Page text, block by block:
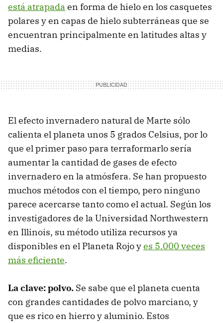
está atrapada en forma de hielo en los casquetes
polares y en capas de hielo subterráneas que se
encuentran principalmente en latitudes altas y
medias.
El efecto invernadero natural de Marte sólo
calienta el planeta unos 5 grados Celsius, por lo
que el primer paso para terraformarlo sería
aumentar la cantidad de gases de efecto
invernadero en la atmósfera. Se han propuesto
muchos métodos con el tiempo, pero ninguno
parece acercarse tanto como el actual. Según los
investigadores de la Universidad Northwestern
en Illinois, su método utiliza recursos ya
disponibles en el Planeta Rojo yes 5.000 veces
más eficiente.
La clave: polvo. Se sabe que el planeta cuenta
con grandes cantidades de polvo marciano, y
que es rico en hierro y aluminio. Estos